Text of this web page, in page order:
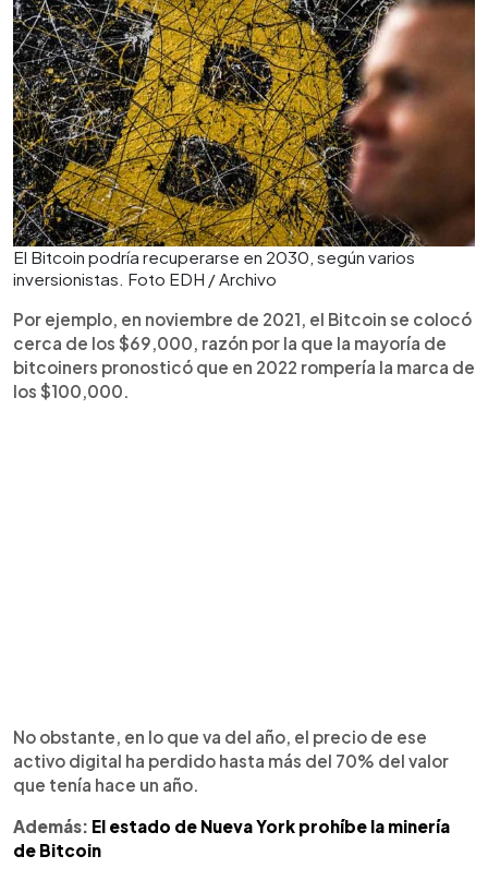
El Bitcoin podría recuperarse en 2030, según varios
inversionistas. Foto EDH / Archivo
Por ejemplo, en noviembre de 2021, el Bitcoin se colocó
cerca de los $69,000, razón por la que la mayoría de
bitcoiners pronosticó que en 2022 rompería la marca de
los $100,000.
No obstante, en lo que va del año, el precio de ese
activo digital ha perdido hasta más del 70% del valor
que tenía hace un año.
Además: El estado de Nueva York prohíbe la minería
de Bitcoin